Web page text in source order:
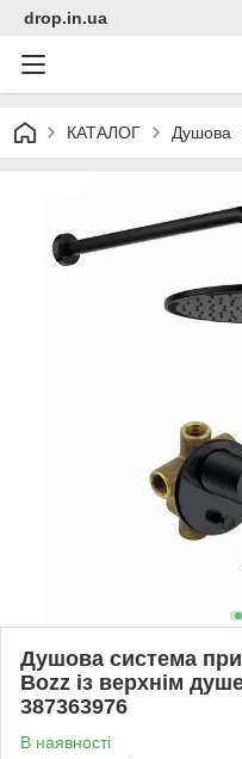
drop.in.ua
КАТАЛОГ Душова
Душова система
Bozz із верхнім
387363976
В наявності